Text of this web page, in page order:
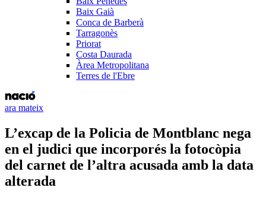
Baix Gaià
Conca de Barberà
Tarragonès
Priorat
Costa Daurada
Àrea Metropolitana
Terres de l'Ebre
ara mateix
L’excap de la Policia de Montblanc nega
en el judici que incorporés la fotocòpia
del carnet de l’altra acusada amb la data
alterada